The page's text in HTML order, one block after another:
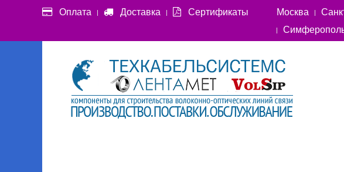
Оплата Доставка Сертификаты Москва